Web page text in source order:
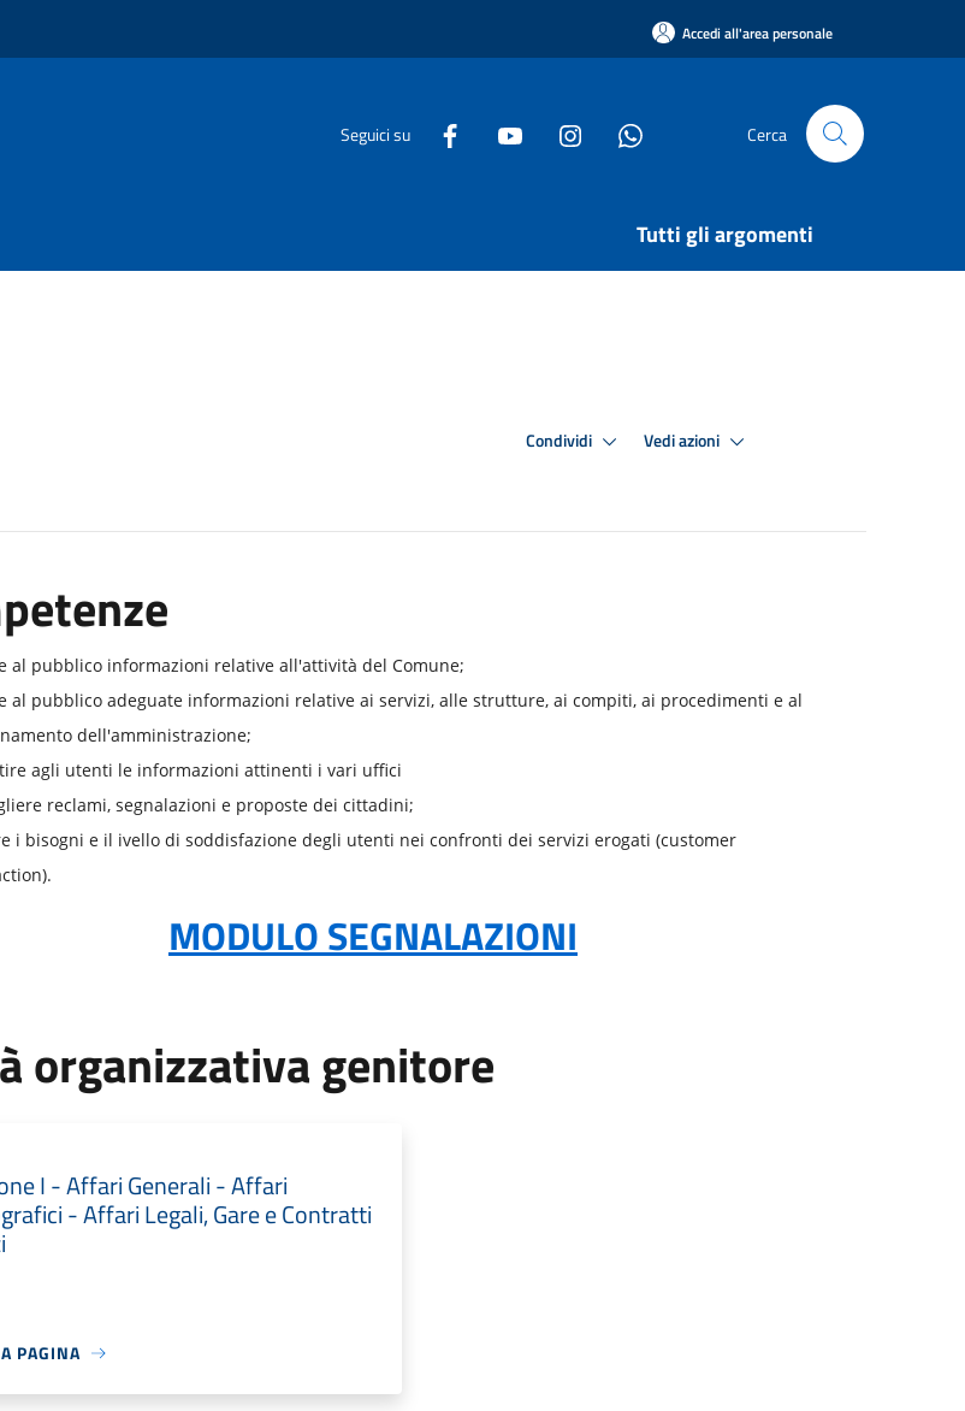
Accedi all'area personale
Seguici su Cerca
Tutti gli argomenti
Condividi Vedi azioni
al pubblico informazioni relative all'attività del Comune;
al pubblico adeguate informazioni relative ai servizi, alle strutture, ai compiti, ai procedimenti e al
dell'amministrazione;
agli utenti le informazioni attinenti i vari uffici
reclami, segnalazioni e proposte dei cittadini;
i bisogni e il ivello di soddisfazione degli utenti nei confronti dei servizi erogati (customer
MODULO SEGNALAZIONI
organizzativa genitore
I - Affari Generali - Affari
- Affari Legali, Gare e Contratti
PAGINA